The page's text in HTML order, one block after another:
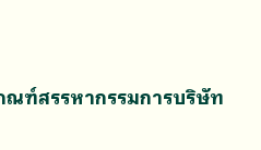
ฑ์สรรหากรรมการบริษัท